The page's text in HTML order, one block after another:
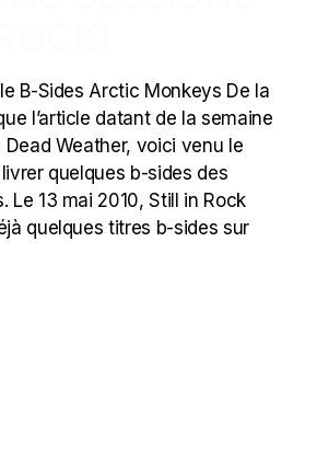
B-Sides Arctic Monkeys De la
l’article datant de la semaine
Dead Weather, voici venu le
quelques b-sides des
Le 13 mai 2010, Still in Rock
quelques titres b-sides sur